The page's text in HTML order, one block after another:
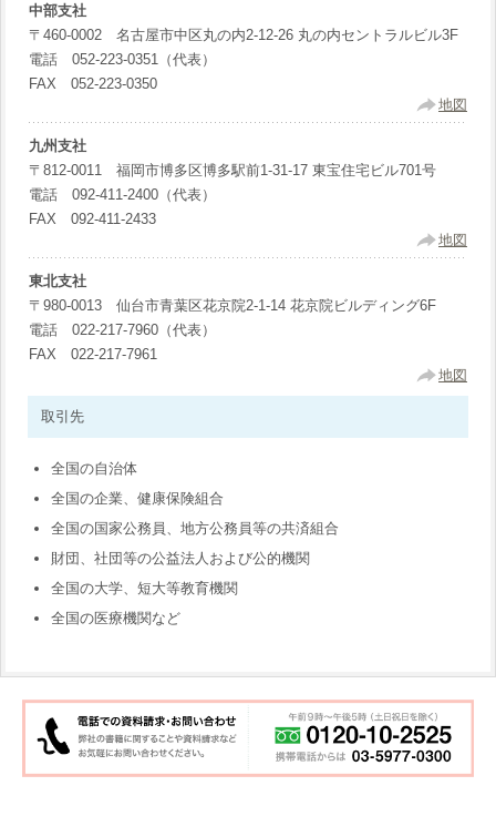
中部支社
〒460-0002 名古屋市中区丸の内2-12-26 丸の内セントラルビル3F
電話 052-223-0351（代表）
FAX 052-223-0350
地図
九州支社
〒812-0011 福岡市博多区博多駅前1-31-17 東宝住宅ビル701号
電話 092-411-2400（代表）
FAX 092-411-2433
地図
東北支社
〒980-0013 仙台市青葉区花京院2-1-14 花京院ビルディング6F
電話 022-217-7960（代表）
FAX 022-217-7961
地図
取引先
全国の自治体
全国の企業、健康保険組合
全国の国家公務員、地方公務員等の共済組合
財団、社団等の公益法人および公的機関
全国の大学、短大等教育機関
全国の医療機関など